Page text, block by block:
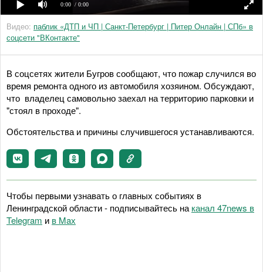
0:00 / 0:00
Видео: паблик «ДТП и ЧП | Санкт-Петербург | Питер Онлайн | СПб» в
соцсети "ВКонтакте"
В соцсетях жители Бугров сообщают, что пожар случился во
время ремонта одного из автомобиля хозяином. Обсуждают,
что владелец самовольно заехал на территорию парковки и
"стоял в проходе".
Обстоятельства и причины случившегося устанавливаются.
Чтобы первыми узнавать о главных событиях в
Ленинградской области - подписывайтесь на канал 47news в
Telegram и в Maх